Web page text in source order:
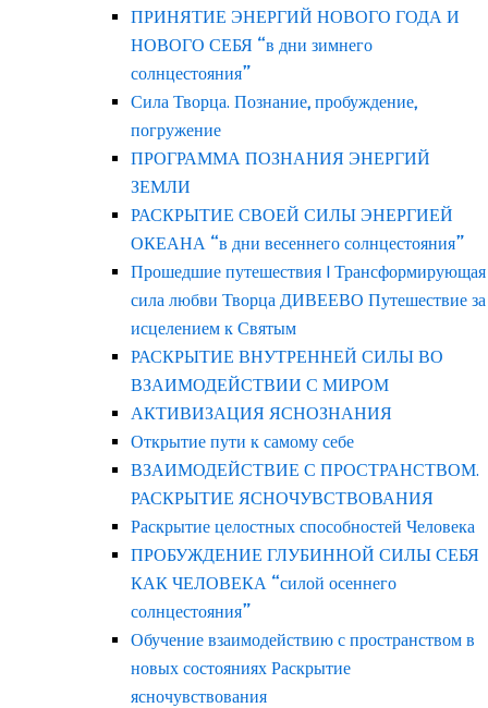
ПРИНЯТИЕ ЭНЕРГИЙ НОВОГО ГОДА И
НОВОГО СЕБЯ “в дни зимнего
солнцестояния”
Сила Творца. Познание, пробуждение,
погружение
ПРОГРАММА ПОЗНАНИЯ ЭНЕРГИЙ
ЗЕМЛИ
РАСКРЫТИЕ СВОЕЙ СИЛЫ ЭНЕРГИЕЙ
ОКЕАНА “в дни весеннего солнцестояния”
Прошедшие путешествия | Трансформирующая
сила любви Творца ДИВЕЕВО Путешествие за
исцелением к Святым
РАСКРЫТИЕ ВНУТРЕННЕЙ СИЛЫ ВО
ВЗАИМОДЕЙСТВИИ С МИРОМ
АКТИВИЗАЦИЯ ЯСНОЗНАНИЯ
Открытие пути к самому себе
ВЗАИМОДЕЙСТВИЕ С ПРОСТРАНСТВОМ.
РАСКРЫТИЕ ЯСНОЧУВСТВОВАНИЯ
Раскрытие целостных способностей Человека
ПРОБУЖДЕНИЕ ГЛУБИННОЙ СИЛЫ СЕБЯ
КАК ЧЕЛОВЕКА “силой осеннего
солнцестояния”
Обучение взаимодействию с пространством в
новых состояниях Раскрытие
ясночувствования